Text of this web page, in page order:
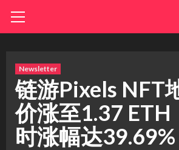
Menu
Newsletter
链游Pixels NFT
价涨至1.37 ETH
时涨幅达39.69%